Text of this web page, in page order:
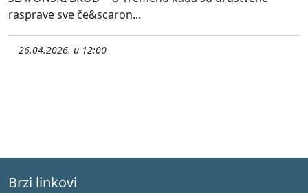
rasprave sve če&scaron...
26.04.2026. u 12:00
Brzi linkovi